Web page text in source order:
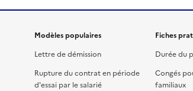
Modèles populaires
Lettre de démission
Rupture du contrat en période
d'essai par le salarié
Fiches
Durée du
Congés
familiaux